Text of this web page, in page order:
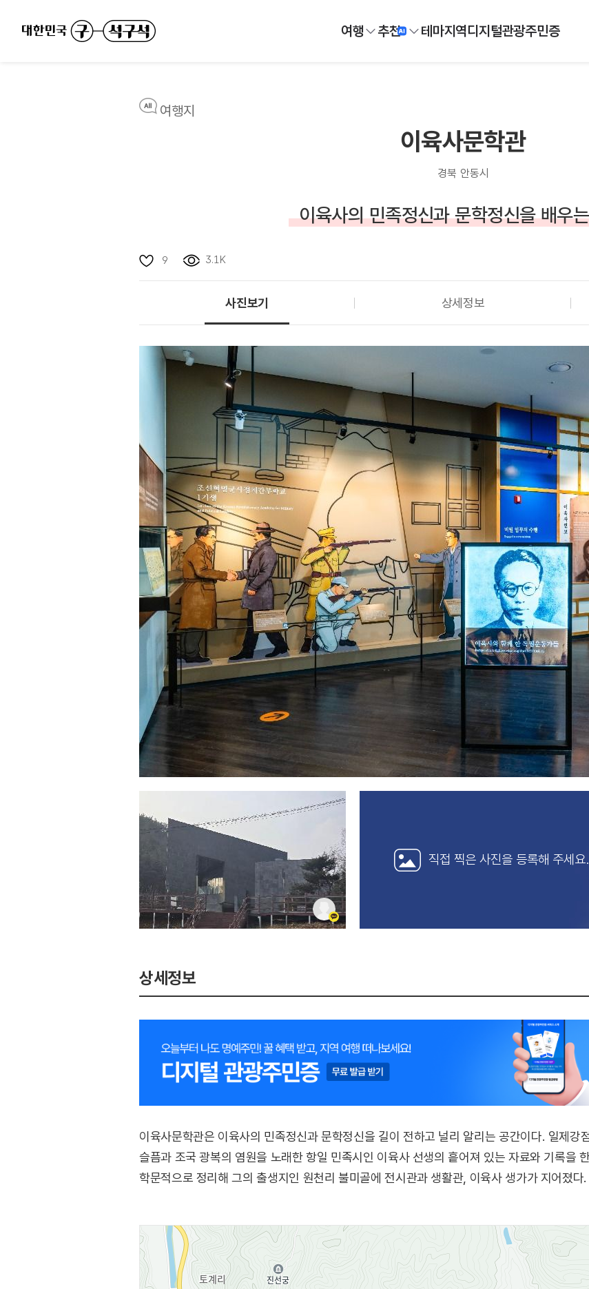
여행 추천 테마지역디지털관광주민증
여행지
이육사문학관
경북 안동시
이육사의 민족정신과 문학정신을 배우
9 3.1K
사진보기 상세정보
직접 찍은 사진을등록해 주세요.
상세정보
이육사문학관은 이육사의 민족정신과 문학정신을 길이 전하고 널리 알리는 공간이다. 일제강
슬픔과 조국 광복의 염원을 노래한 항일 민족시인 이육사 선생의 흩어져 있는 자료와 기록을
학문적으로 정리해 그의 출생지인 원천리 불미골에 전시관과 생활관, 이육사 생가가 지어졌다.